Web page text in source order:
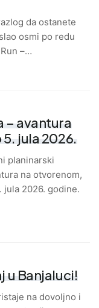
da ostanete
osmi po redu
–…
– avantura
5. jula 2026.
planinarski
na otvorenom,
jula 2026. godine.
u Banjaluci!
na dovoljno i